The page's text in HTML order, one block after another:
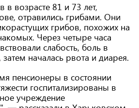
в возрасте 81 и 73 лет,
отравились грибами. Они
грибов, похожих на
Через четыре часа
слабость, боль в
началась рвота и диарея.
пенсионеры в состоянии
госпитализированы в
учреждение